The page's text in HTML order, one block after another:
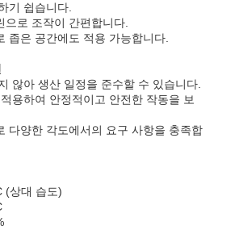
기 쉽습니다.
으로 조작이 간편합니다.
좁은 공간에도 적용 가능합니다.
않아 생산 일정을 준수할 수 있습니다.
용하여 안정적이고 안전한 작동을 보
다양한 각도에서의 요구 사항을 충족합
(상대 습도)